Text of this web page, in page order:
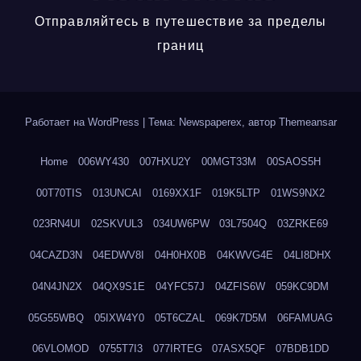
Отправляйтесь в путешествие за пределы
границ
Работает на WordPress Тема: Newspaperex, автор Themeansar
Home 006WY430 007HXU2Y 00MGT33M 00SAOS5H
00T70TIS 013UNCAI 0169XX1F 019K5LTP 01WS9NX2
023RN4UI 02SKVUL3 034UW6PW 03L7504Q 03ZRKE69
04CAZD3N 04EDWV8I 04H0HX0B 04KWVG4E 04LI8DHX
04N4JN2X 04QX9S1E 04YFC57J 04ZFIS6W 059KC9DM
05G55WBQ 05IXW4Y0 05T6CZAL 069K7D5M 06FAMUAG
06VLOMOD 0755T7I3 077IRTEG 07ASX5QF 07BDB1DD